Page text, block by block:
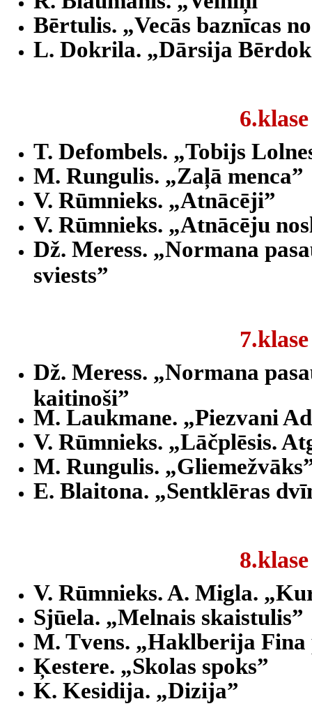
Bērtulis. „Vecās baznīcas
L. Dokrila. „Dārsija
6.klase
T. Defombels. „Tobijs
M. Rungulis. „Zaļā menca”
V. Rūmnieks. „Atnācēji”
V. Rūmnieks. „Atnācēju
Dž. Meress. „Normana
sviests”
7.klase
Dž. Meress. „Normana
kaitinoši”
M. Laukmane. „Piezvani
V. Rūmnieks. „Lāčplēsis.
M. Rungulis.
E. Blaitona. „Sentklēras
8.klase
V. Rūmnieks. A. Migla.
Sjūela. „Melnais skaistulis”
M. Tvens. „Haklberija
Ķestere. „Skolas spoks”
K. Kesidija. „Dizija”